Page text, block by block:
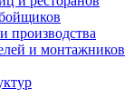
производства
и монтажников